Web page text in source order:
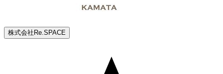
株式会社Re.SPACE